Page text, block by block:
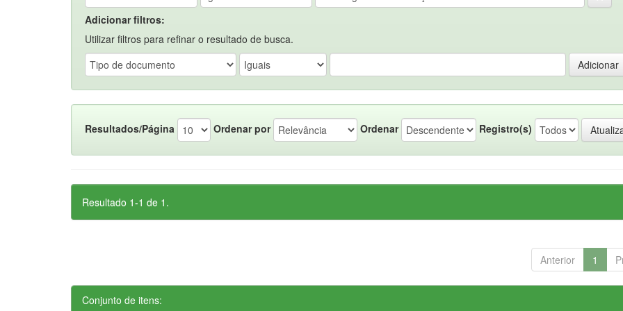
Adicionar filtros:
Utilizar filtros para refinar o resultado de busca.
Resultados/Página Ordenar por Ordenar Registro(s)
Resultado 1-1 de 1.
Anterior 1
Conjunto de itens: